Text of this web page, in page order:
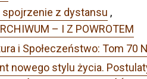
z dystansu ,
– I Z POWROTEM
i Społeczeństwo: Tom 70
nowego stylu życia.